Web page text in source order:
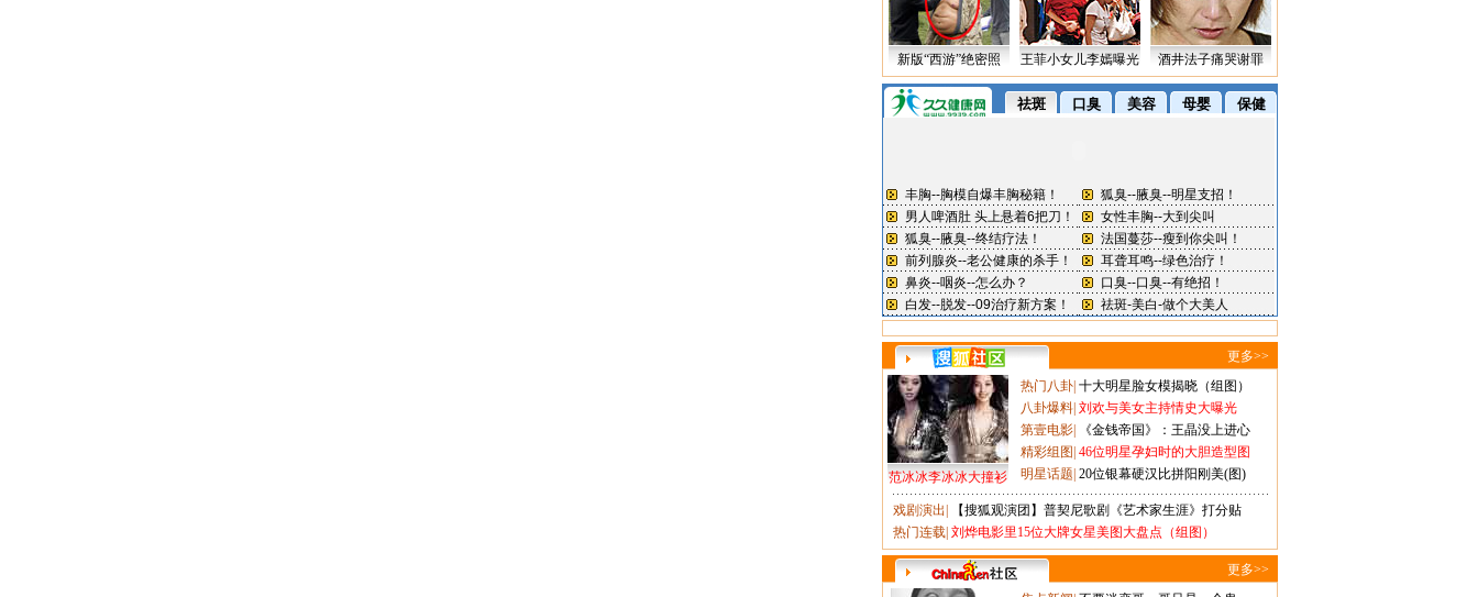
新版“西游”绝密照 王菲小女儿李嫣曝光 酒井法子痛哭谢罪
更多>>
范冰冰李冰冰大撞衫
热门八卦 十大明星脸女模揭晓（组图）
八卦爆料 刘欢与美女主持情史大曝光
第壹电影
《金钱帝国》：王晶没上进心
精彩组图 46位明星孕妇时的大胆造型图
明星话题 20位银幕硬汉比拼阳刚美(图)
戏剧演出
【搜狐观演团】普契尼歌剧《艺术家生涯》打分贴
热门连载 刘烨电影里15位大牌女星美图大盘点（组图）
更多>>